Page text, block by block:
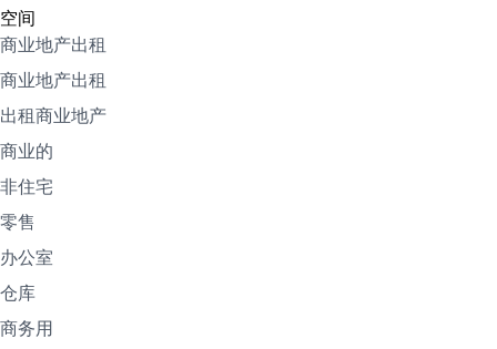
空间
商业地产出租
商业地产出租
出租商业地产
商业的
非住宅
零售
办公室
仓库
商务用